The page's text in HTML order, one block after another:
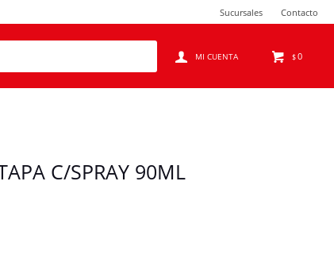
$0
Sucursales Contacto
C/SPRAY 90ML